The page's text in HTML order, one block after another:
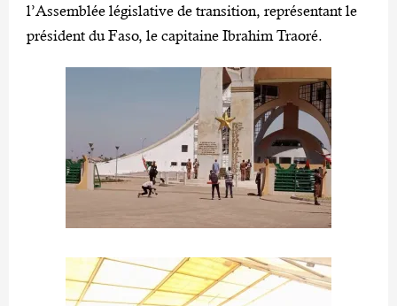
l’Assemblée législative de transition, représentant le
président du Faso, le capitaine Ibrahim Traoré.